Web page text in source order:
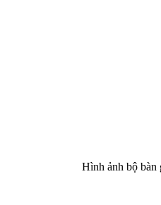
Hình ảnh bộ bàn